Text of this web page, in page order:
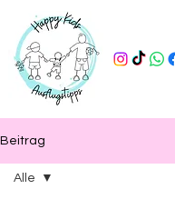
Beitrag
Alle